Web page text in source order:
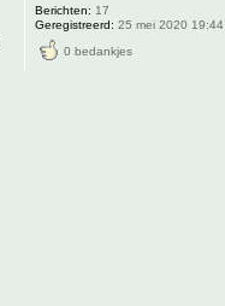
Berichten: 17
Geregistreerd: 25 mei 2020 19:44
0 bedankjes